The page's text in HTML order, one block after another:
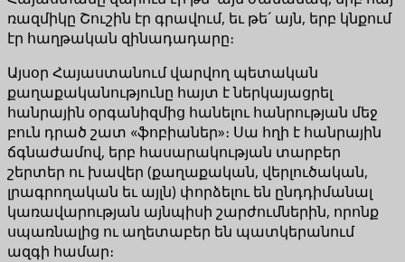
ռազմիկը Շուշին էր գրավում, եւ թե´ այն, երբ կնքում
էր հաղթական զինադադարը։
Այսօր Հայաստանում վարվող պետական
քաղաքականությունը հայտ է ներկայացրել
հանրային օրգանիզմից հանելու հանրության մեջ
բուն դրած շատ «ֆոբիաներ»։ Սա հղի է հանրային
ճգնաժամով, երբ հասարակության տարբեր
շերտեր ու խավեր (քաղաքական, վերլուծական,
լրագրողական եւ այլն) փորձելու են ընդդիմանալ
կառավարության այնպիսի շարժումներին, որոնք
սպառնալից ու աղետաբեր են պատկերանում
ազգի համար։